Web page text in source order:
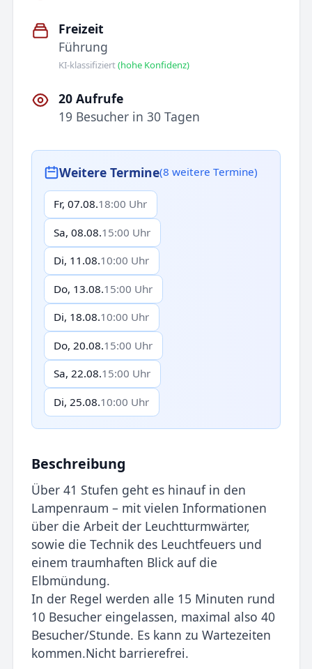
Freizeit
Führung
KI-klassifiziert(hohe Konfidenz)
20 Aufrufe
19 Besucher in 30 Tagen
Weitere Termine(8 weitere Termine)
Fr, 07.08.18:00 Uhr
Sa, 08.08.15:00 Uhr
Di, 11.08.10:00 Uhr
Do, 13.08.15:00 Uhr
Di, 18.08.10:00 Uhr
Do, 20.08.15:00 Uhr
Sa, 22.08.15:00 Uhr
Di, 25.08.10:00 Uhr
Beschreibung
Über 41 Stufen geht es hinauf in den
Lampenraum – mit vielen Informationen
über die Arbeit der Leuchtturmwärter,
sowie die Technik des Leuchtfeuers und
einem traumhaften Blick auf die
Elbmündung.
In der Regel werden alle 15 Minuten rund
10 Besucher eingelassen, maximal also 40
Besucher/Stunde. Es kann zu Wartezeiten
kommen.Nicht barrierefrei.